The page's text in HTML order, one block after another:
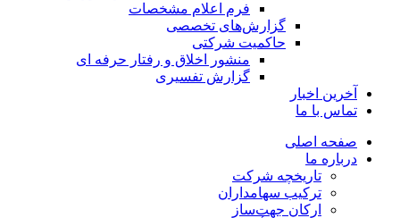
فرم اعلام مشخصات
گزارش‌های تخصصی
حاکمیت شرکتی
منشور اخلاق و رفتار حرفه­ ای
گزارش تفسیری
آخرین اخبار
تماس با ما
صفحه اصلی
درباره ما
تاریخچه شرکت
ترکیب سهامداران
ارکان جهت‌ساز